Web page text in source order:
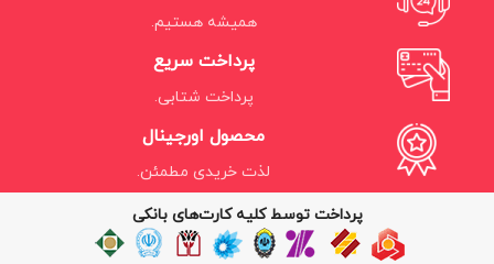
همیشه هستیم.
پرداخت سریع
پرداخت شتابی.
محصول اورجینال
لذت خریدی مطمئن.
پرداخت توسط کلیه کارت‌های بانکی